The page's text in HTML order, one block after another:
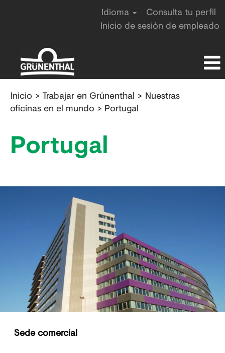
Idioma
Consulta tu perfil
Inicio de sesión de empleado
Inicio > Trabajar en Grünenthal > Nuestras
oficinas en el mundo > Portugal
Portugal
Sede comercial